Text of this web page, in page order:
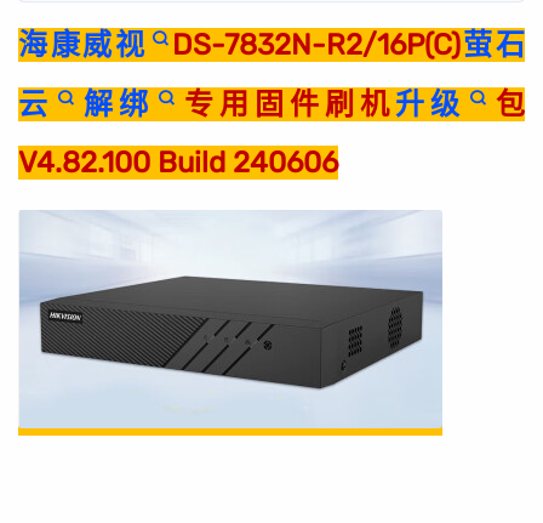
海康威视 DS-7832N-R2/16P(C)萤石
云
解绑 专用固件刷机升级
包
V4.82.100 Build 240606